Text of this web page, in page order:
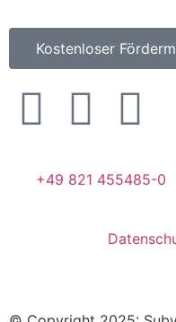
Kostenloser
+49 821 455485-0